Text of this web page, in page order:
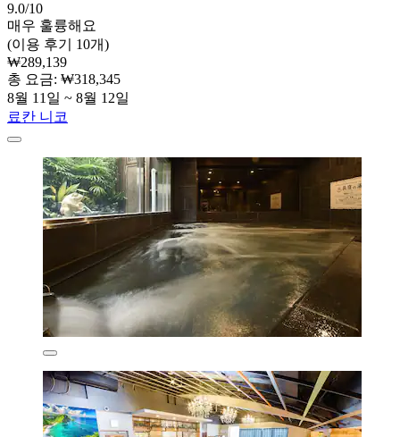
9.0/10
매우 훌륭해요
(이용 후기 10개)
₩289,139
총 요금: ₩318,345
8월 11일 ~ 8월 12일
료칸 니코